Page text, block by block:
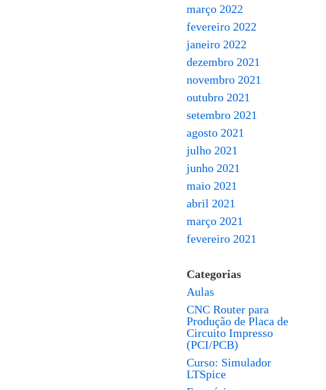
março 2022
fevereiro 2022
janeiro 2022
dezembro 2021
novembro 2021
outubro 2021
setembro 2021
agosto 2021
julho 2021
junho 2021
maio 2021
abril 2021
março 2021
fevereiro 2021
Categorias
Aulas
CNC Router para
Produção de Placa de
Circuito Impresso
(PCI/PCB)
Curso: Simulador
LTSpice